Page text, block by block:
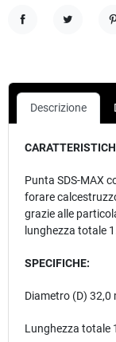
Descrizione
Punta SDS-MAX
forare
grazie alle
lunghezza totale
SPECIFICHE:
Diametro (D) 32,0
Lunghezza totale